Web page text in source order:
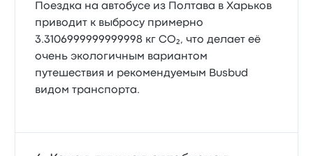
Поездка на автобусе из Полтава в Харьков
приводит к выбросу примерно
3.3106999999999998 кг CO₂, что делает её
очень экологичным вариантом
путешествия и рекомендуемым Busbud
видом транспорта.